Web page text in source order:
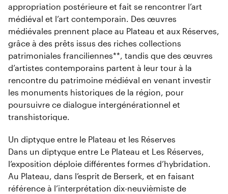
appropriation postérieure et fait se rencontrer l’art
médiéval et l’art contemporain. Des œuvres
médiévales prennent place au Plateau et aux Réserves,
grâce à des prêts issus des riches collections
patrimoniales franciliennes**, tandis que des œuvres
d’artistes contemporains partent à leur tour à la
rencontre du patrimoine médiéval en venant investir
les monuments historiques de la région, pour
poursuivre ce dialogue intergénérationnel et
transhistorique.
Un diptyque entre le Plateau et les Réserves
Dans un diptyque entre Le Plateau et Les Réserves,
l’exposition déploie différentes formes d’hybridation.
Au Plateau, dans l’esprit de Berserk, et en faisant
référence à l’interprétation dix-neuvièmiste de